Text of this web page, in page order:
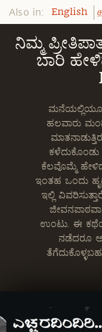
Also in: English
ನಿಮ್ಮ
ಬಾರಿ
ಮನೆಯಲ್ಲಿಯೂ,
ಹಲವಾರು
ಕೆಲವೊಮ್ಮೆ
ಇಂತಹ ಒಂದು
ಇಲ್ಲಿ
ಉಂಟು. ಈ
ನಡೆದರೂ